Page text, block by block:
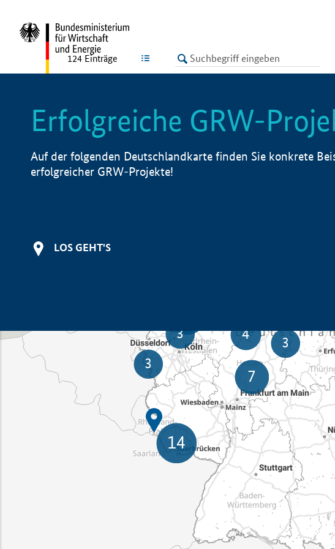
LISTE
124 Einträge
Erfolgreiche GRW-
Auf der folgenden Deutschlandkarte finden Sie konkrete
erfolgreicher GRW-Projekte!
LOS GEHT'S